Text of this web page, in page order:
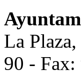
La
90 -